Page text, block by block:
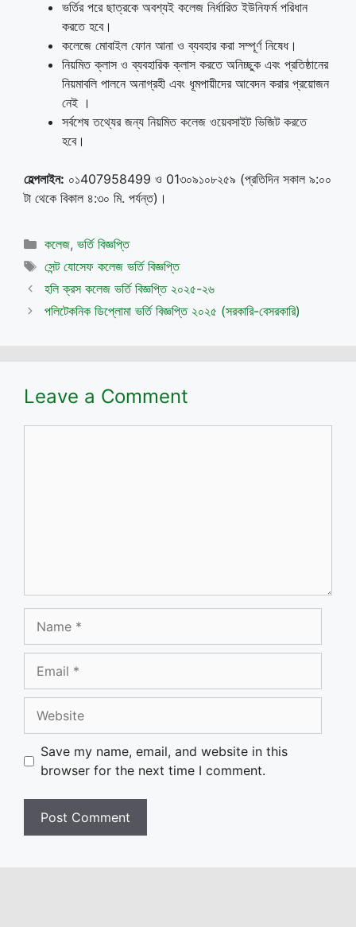
ভর্তির পরে ছাত্রকে অবশ্যই কলেজ নির্ধারিত ইউনিফর্ম পরিধান
করতে হবে।
কলেজে মোবাইল ফোন আনা ও ব্যবহার করা সম্পূর্ণ নিষেধ।
নিয়মিত ক্লাস ও ব্যবহারিক ক্লাস করতে অনিচ্ছুক এবং প্রতিষ্ঠানের
নিয়মাবলি পালনে অনাগ্রহী এবং ধূমপায়ীদের আবেদন করার প্রয়োজন
নেই ।
সর্বশেষ তথ্যের জন্য নিয়মিত কলেজ ওয়েবসাইট ভিজিট করতে
হবে।
হেল্পলাইন: ০১407958499 ও 01৩০৯১০৮২৫৯ (প্রতিদিন সকাল ৯:০০
টা থেকে বিকাল ৪:৩০ মি. পর্যন্ত)।
Categories
কলেজ, ভর্তি বিজ্ঞপ্তি
Tags
সেন্ট যোসেফ কলেজ ভর্তি বিজ্ঞপ্তি
হলি ক্রস কলেজ ভর্তি বিজ্ঞপ্তি ২০২৫-২৬
পলিটেকনিক ডিপ্লোমা ভর্তি বিজ্ঞপ্তি ২০২৫ (সরকারি-বেসরকারি)
Leave a Comment
Save my name, email, and website in this
browser for the next time I comment.